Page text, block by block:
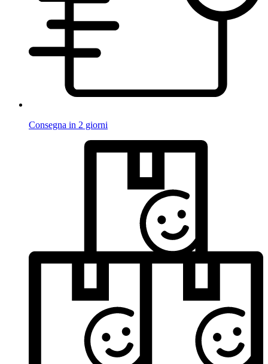
Consegna in 2 giorni